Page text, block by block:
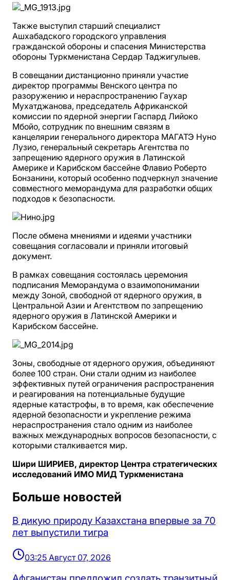
Также выступил старший специалист
Ашхабадского городского управления
гражданской обороны и спасения Министерства
обороны Туркменистана Сердар Таджигулыев.
В совещании дистанционно приняли участие
директор программы Венского центра по
разоружению и нераспространению Гаухар
Мухатджанова, председатель Африканской
комиссии по ядерной энергии Гаспард Лийоко
Мбойо, сотрудник по внешним связям в
канцелярии генерального директора МАГАТЭ Нуно
Лузио, генеральный секретарь Агентства по
запрещению ядерного оружия в Латинской
Америке и Карибском бассейне Флавио Роберто
Бонзанини, который особенно подчеркнул значение
совместного меморандума для разработки общих
подходов к безопасности.
После обмена мнениями и идеями участники
совещания согласовали и приняли итоговый
документ.
В рамках совещания состоялась церемония
подписания Меморандума о взаимопонимании
между Зоной, свободной от ядерного оружия, в
Центральной Азии и Агентством по запрещению
ядерного оружия в Латинской Америки и
Карибском бассейне.
Зоны, свободные от ядерного оружия, объединяют
более 100 стран. Они стали одним из наиболее
эффективных путей ограничения распространения
и реагирования на потенциальные будущие
ядерные катастрофы, в то время, как обеспечение
ядерной безопасности и укрепление режима
нераспространения стало одним из наиболее
важных международных вопросов безопасности, с
которыми сталкивается мир.
Шири ШИРИЕВ, директор Центра стратегических
исследований ИМО МИД Туркменистана
Больше новостей
В дикую природу Казахстана впервые за 70
лет выпустили тигра
03:25 Август 07, 2026